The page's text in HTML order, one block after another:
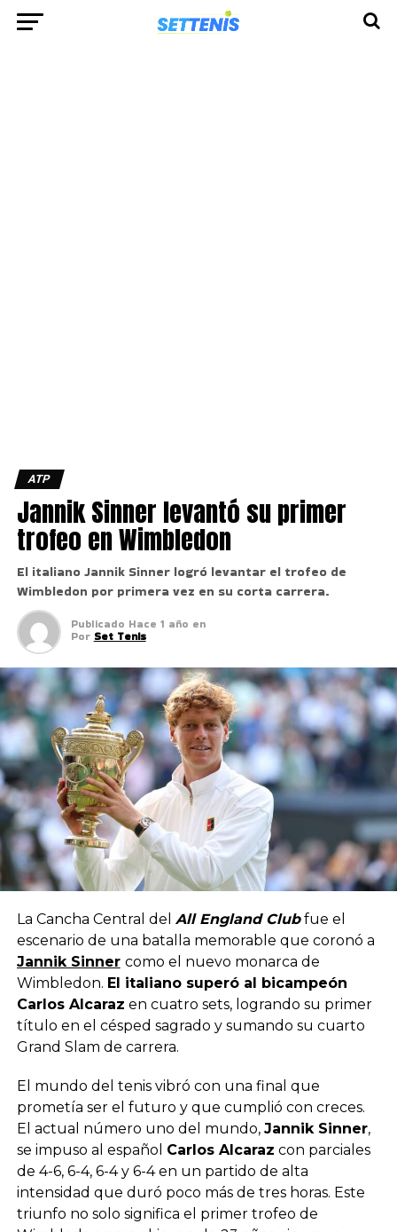
ATP
Jannik Sinner levantó su primer
trofeo en Wimbledon
El italiano Jannik Sinner logró levantar el trofeo de
Wimbledon por primera vez en su corta carrera.
Publicado Hace 1 año en
Por Set Tenis
La Cancha Central del All England Clubfue el
escenario de una batalla memorable que coronó a
Jannik Sinner como el nuevo monarca de
Wimbledon. El italiano superó al bicampeón
Carlos Alcaraz en cuatro sets, logrando su primer
título en el césped sagrado y sumando su cuarto
Grand Slam de carrera.
El mundo del tenis vibró con una final que
prometía ser el futuro y que cumplió con creces.
El actual número uno del mundo, Jannik Sinner,
se impuso al español Carlos Alcaraz con parciales
de 4-6, 6-4, 6-4 y 6-4 en un partido de alta
intensidad que duró poco más de tres horas. Este
triunfo no solo significa el primer trofeo de